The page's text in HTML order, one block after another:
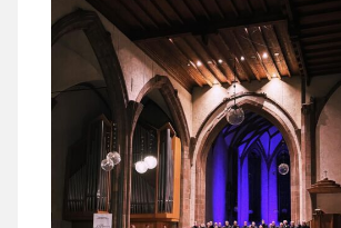
stuttgarter_oratorienchor
März 24